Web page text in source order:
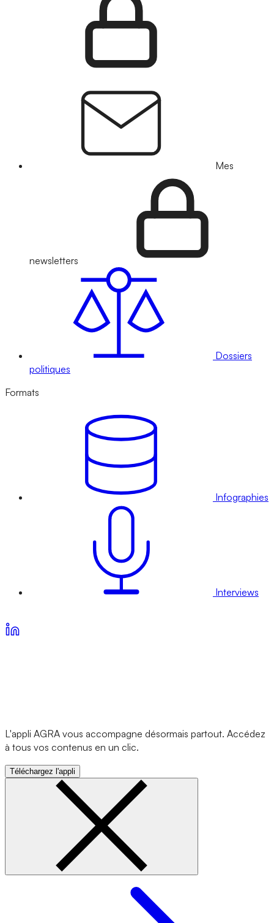
Mes
newsletters
Dossiers
politiques
Formats
Infographies
Interviews
L'appli AGRA vous accompagne désormais partout. Accédez
à tous vos contenus en un clic.
Téléchargez l'appli